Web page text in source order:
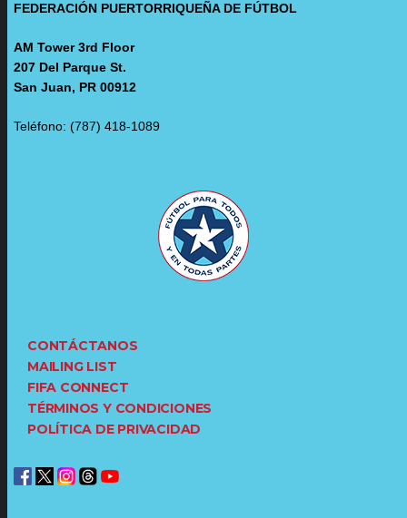
FEDERACIÓN PUERTORRIQUEÑA DE FÚTBOL
AM Tower 3rd Floor
207 Del Parque St.
San Juan, PR 00912
Teléfono: (787) 418-1089
CONTÁCTANOS
MAILING LIST
FIFA CONNECT
TÉRMINOS Y CONDICIONES
POLÍTICA DE PRIVACIDAD